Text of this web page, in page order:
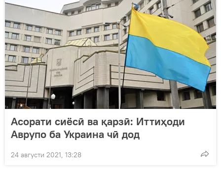
Асорати сиёсӣ ва қарзӣ: Иттиҳоди
Аврупо ба Украина чӣ дод
24 августи 2021, 13:28